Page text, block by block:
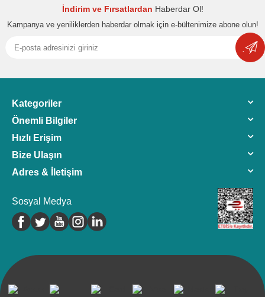
İndirim ve Fırsatlardan Haberdar Ol!
Kampanya ve yeniliklerden haberdar olmak için e-bültenimize abone olun!
Kategoriler
Önemli Bilgiler
Hızlı Erişim
Bize Ulaşın
Adres & İletişim
Sosyal Medya